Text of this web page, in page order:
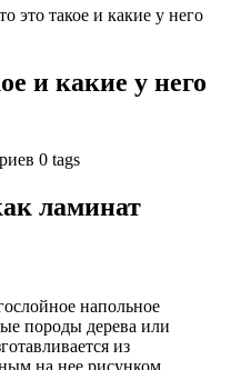
это такое и какие у него
и какие у него
0 tags
ламинат
напольное
породы дерева или
из
на нее рисунком,